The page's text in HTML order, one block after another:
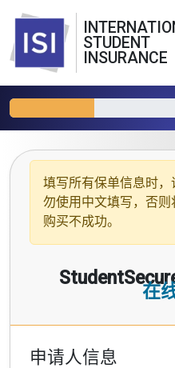
STUDENT
INSURANCE
填写所有保单信息时，
勿使用中文填写，否则
购买不成功。
在
申请人信息